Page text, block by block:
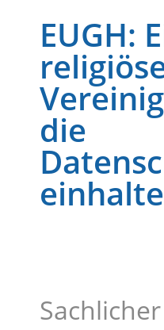
EUGH:
die